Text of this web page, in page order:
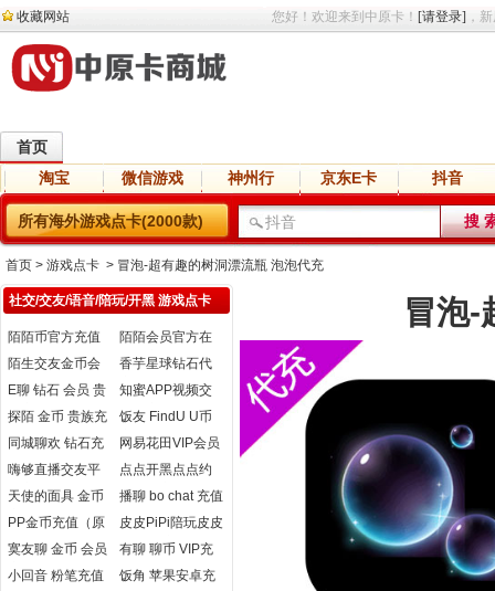
收藏网站 您好！欢迎来到中原卡！ [请登录] ，
首页
淘宝
微信游戏 神州行 京东E卡
抖音
直播
交友 语音 网盘 小说
所有海外游戏点卡(2000款)
首页 > 游戏点卡 > 冒泡-超有趣的树洞漂流瓶 泡泡代充
冒泡-
社交/交友/语音/陪玩/开黑 游戏点卡
陌陌币官方充值
（immomo.com）
陌陌会员官方在
线直充 陌陌会员
陌生交友金币会
员开通
香芋星球钻石代
充
E聊 钻石 会员 贵
族充值
知蜜APP视频交
友代充
探陌 金币 贵族充
值
饭友 FindU U币
充值
同城聊欢 钻石充
值
网易花田VIP会员
嗨够直播交友平
台充值
点点开黑点点约
玩钻石充值
天使的面具 金币
充值
播聊 bo chat 充值
PP金币充值（原
PP约玩）
皮皮PiPi陪玩皮皮
币 钻石充值
寞友聊 金币 会员
充值
有聊 聊币 VIP充
值
小回音 粉笔充值
饭角 苹果安卓充